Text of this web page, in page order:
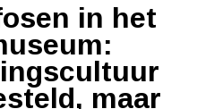
in het
maar